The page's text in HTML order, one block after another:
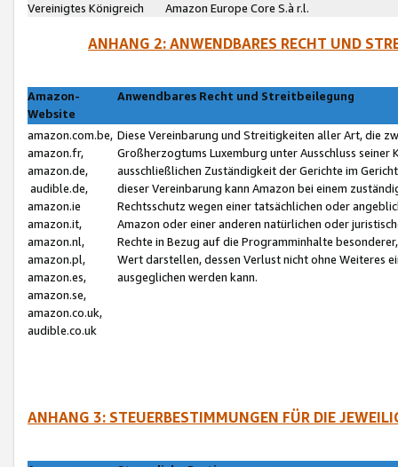
Vereinigtes Königreich
Amazon Europe Core S.à r.l.
ANHANG 2: ANWENDBARES RECHT UND
Amazon-
Website
Anwendbares Recht und Streitbeilegung
amazon.com.be,
amazon.fr,
amazon.de,
audible.de,
amazon.ie
amazon.it,
amazon.nl,
amazon.pl,
amazon.es,
amazon.se,
amazon.co.uk,
audible.co.uk
Diese Vereinbarung und Streitigkeiten aller Art, die
Großherzogtums Luxemburg unter Ausschluss
ausschließlichen Zuständigkeit der Gerichte im
dieser Vereinbarung kann Amazon bei einem
Rechtsschutz wegen einer tatsächlichen oder
Amazon oder einer anderen natürlichen oder
Rechte in Bezug auf die Programminhalte
Wert darstellen, dessen Verlust nicht ohne Weiteres
ausgeglichen werden kann.
ANHANG 3: STEUERBESTIMMUNGEN FÜR DIE